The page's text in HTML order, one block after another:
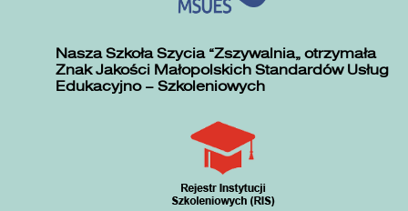
Nasza Szkoła Szycia „Zszywalnia” otrzymała
Znak Jakości Małopolskich Standardów Usług
Edukacyjno – Szkoleniowych